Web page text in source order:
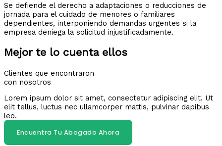
Se defiende el derecho a adaptaciones o reducciones de
jornada para el cuidado de menores o familiares
dependientes, interponiendo demandas urgentes si la
empresa deniega la solicitud injustificadamente.
Mejor te lo cuenta ellos
Clientes que encontraron
con nosotros
Lorem ipsum dolor sit amet, consectetur adipiscing elit. Ut
elit tellus, luctus nec ullamcorper mattis, pulvinar dapibus
leo.
Encuentra Tu Abogado Ahora